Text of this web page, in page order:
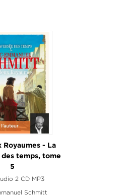
Royaumes - La
des temps, tome
5
2 CD MP3
Schmitt